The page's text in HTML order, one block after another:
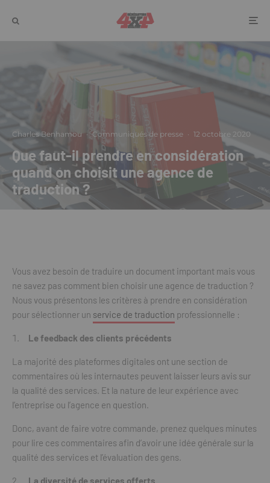
Charles Benhamou · Communiqués de presse · 12 octobre 2020
Que faut-il prendre en considération
quand on choisit une agence de
traduction ?
Vous avez besoin de traduire un document important mais vous
ne savez pas comment bien choisir une agence de traduction ?
Nous vous présentons les critères à prendre en considération
pour sélectionner un service de traduction professionnelle :
Le feedback des clients précédents
La majorité des plateformes digitales ont une section de
commentaires où les internautes peuvent laisser leurs avis sur
la qualité des services. Et la nature de leur expérience avec
l’entreprise ou l’agence en question.
Donc, avant de faire votre commande, prenez quelques minutes
pour lire ces commentaires afin d’avoir une idée générale sur la
qualité des services et l’évaluation des gens.
La diversité de services offerts